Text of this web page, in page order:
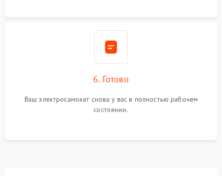
6. Готово
Ваш электросамокат снова у вас в полностью рабочем
состоянии.